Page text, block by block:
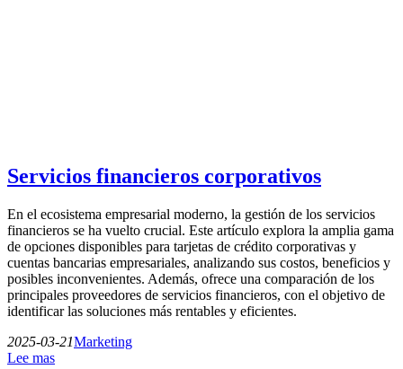
Servicios financieros corporativos
En el ecosistema empresarial moderno, la gestión de los servicios
financieros se ha vuelto crucial. Este artículo explora la amplia gama
de opciones disponibles para tarjetas de crédito corporativas y
cuentas bancarias empresariales, analizando sus costos, beneficios y
posibles inconvenientes. Además, ofrece una comparación de los
principales proveedores de servicios financieros, con el objetivo de
identificar las soluciones más rentables y eficientes.
2025-03-21Marketing
Lee mas